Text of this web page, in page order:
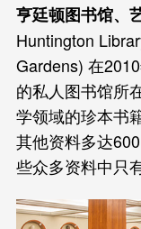
亨廷顿图书馆、
Huntington
Gardens) 在
的私人图书馆所
学领域的珍本书
其他资料多达
些众多资料中只